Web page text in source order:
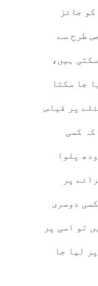
جائز
طرح سے
ہیں،
جا سکتا
پر قیاس
کہ کسی
پلوا
پر
دوسری
تو اسی پر
لیا جا